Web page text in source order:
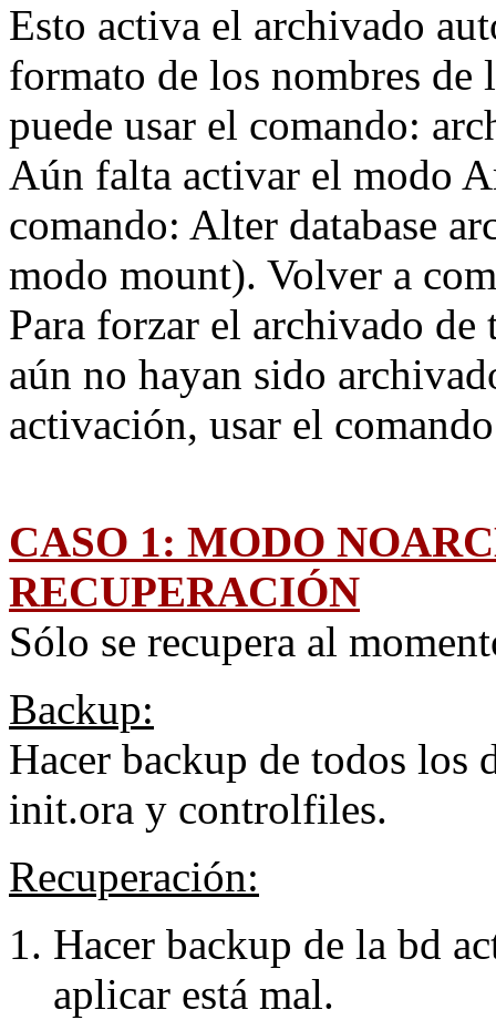
Esto activa el archivado
formato de los nombres de
puede usar el comando:
Aún falta activar el modo
comando: Alter database
modo mount). Volver a
Para forzar el archivado
aún no hayan sido
activación, usar el
CASO 1: MODO
RECUPERACIÓN
Sólo se recupera al
Backup:
Hacer backup de todos los
init.ora y controlfiles.
Recuperación:
Hacer backup de la bd
aplicar está mal.